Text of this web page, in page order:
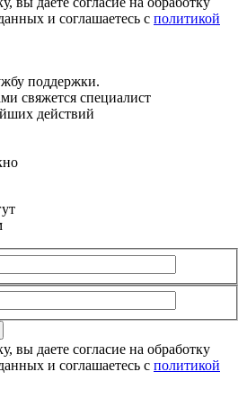
и соглашаетесь с политикой
поддержки.
свяжется специалист
действий
вы даете согласие на обработку
и соглашаетесь с политикой